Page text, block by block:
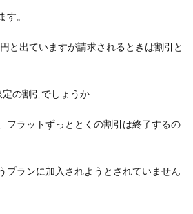
。
と出ていますが請求されるときは割引と
の割引でしょうか
フラットずっととくの割引は終了するの
プランに加入されようとされていません